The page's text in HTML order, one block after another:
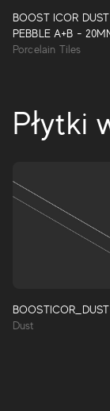
BOOST ICOR DUST
PEBBLE A+B -
Porcelain Tiles
Płytki
BOOSTICOR_DUST
Dust